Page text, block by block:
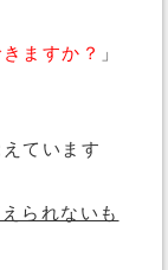
きますか？
」
ています
られないも